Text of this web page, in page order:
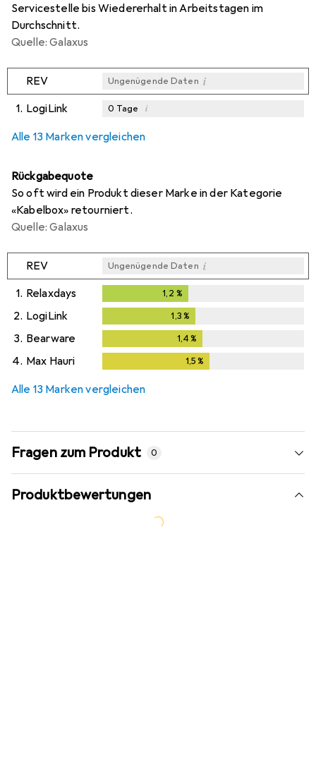
Servicestelle bis Wiedererhalt in Arbeitstagen im
Durchschnitt.
Quelle: Galaxus
REV Ungenügende Daten i
1. LogiLink 0 Tage i
Alle 13 Marken vergleichen
Rückgabequote
So oft wird ein Produkt dieser Marke in der Kategorie
«Kabelbox» retourniert.
Quelle: Galaxus
REV Ungenügende Daten i
1. Relaxdays 1,2 %
2. LogiLink 1,3 %
3. Bearware 1,4 %
4. Max Hauri 1,5%
Alle 13 Marken vergleichen
Fragen zum Produkt 0
Produktbewertungen